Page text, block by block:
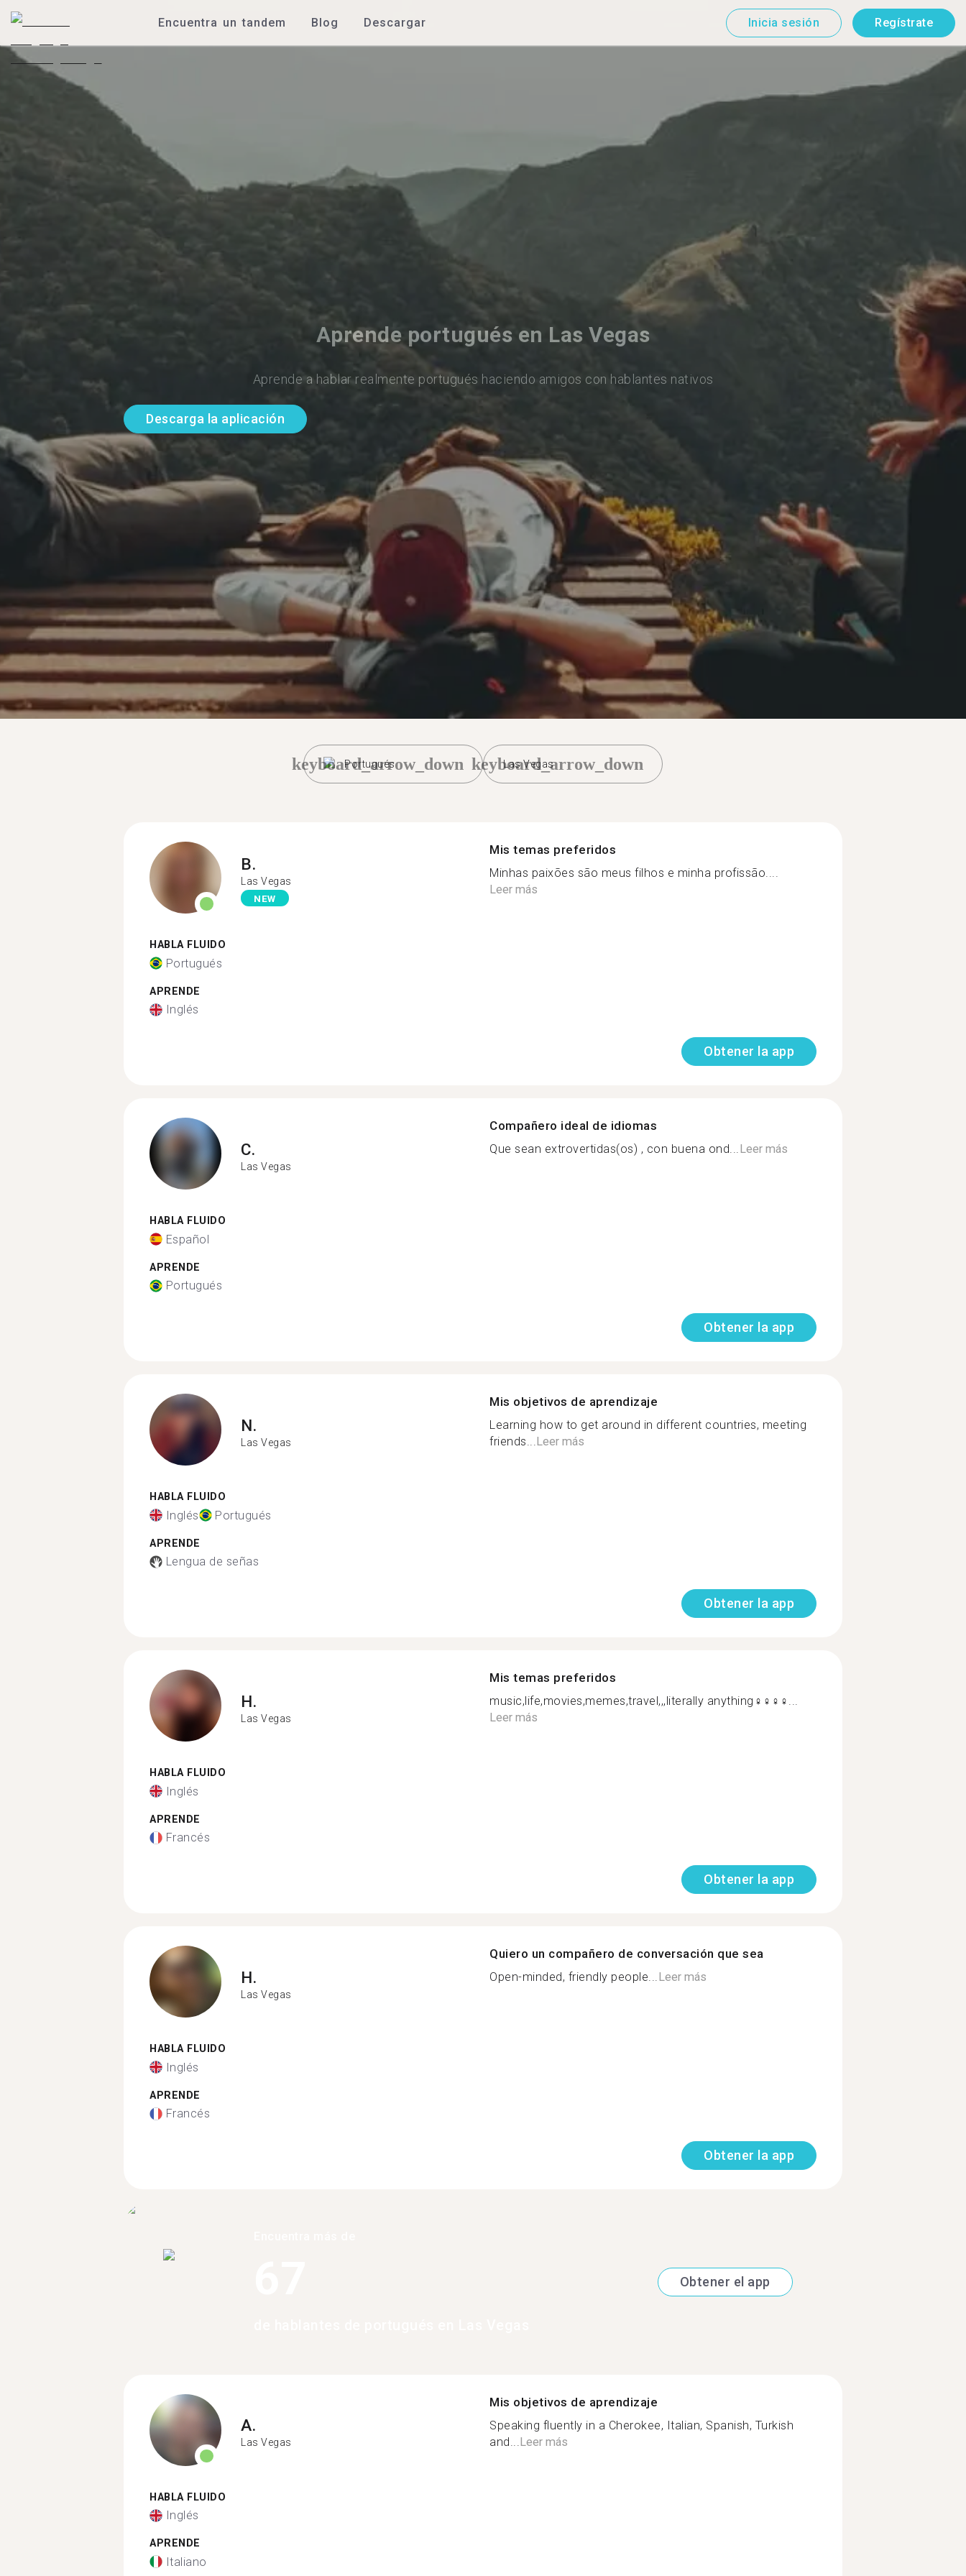
Encuentra un tandem Blog Descargar Inicia sesión Regístrate
Aprende portugués en Las Vegas
Aprende a hablar realmente portugués haciendo amigos con hablantes nativos
Descarga la aplicación
Portugués
keyboard_arrow_down Las Vegas
keyboard_arrow_down
B.
Las Vegas
NEW
HABLA FLUIDO
Portugués
APRENDE
Inglés
Mis temas preferidos
Minhas paixões são meus filhos e minha profissão....
Leer más
Obtener la app
C.
Las Vegas
HABLA FLUIDO
Español
APRENDE
Portugués
Compañero ideal de idiomas
Que sean extrovertidas(os) , con buena ond...Leer más
Obtener la app
N.
Las Vegas
HABLA FLUIDO
Inglés Portugués
APRENDE
Lengua de señas
Mis objetivos de aprendizaje
Learning how to get around in different countries, meeting
friends...Leer más
Obtener la app
H.
Las Vegas
HABLA FLUIDO
Inglés
APRENDE
Francés
Mis temas preferidos
music,life,movies,memes,travel,,,literally anything‍♀️‍♀️‍♀️‍♀...
Leer más
Obtener la app
H.
Las Vegas
HABLA FLUIDO
Inglés
APRENDE
Francés
Quiero un compañero de conversación que sea
Open-minded, friendly people...Leer más
Obtener la app
Obtener el app
A.
Las Vegas
HABLA FLUIDO
Inglés
APRENDE
Italiano
Mis objetivos de aprendizaje
Speaking fluently in a Cherokee, Italian, Spanish, Turkish
and... Leer más